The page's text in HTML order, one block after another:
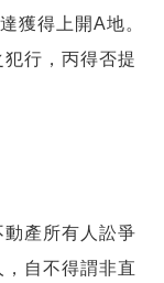
獲得上開A地。
行，丙得否提
產所有人訟爭
自不得謂非直